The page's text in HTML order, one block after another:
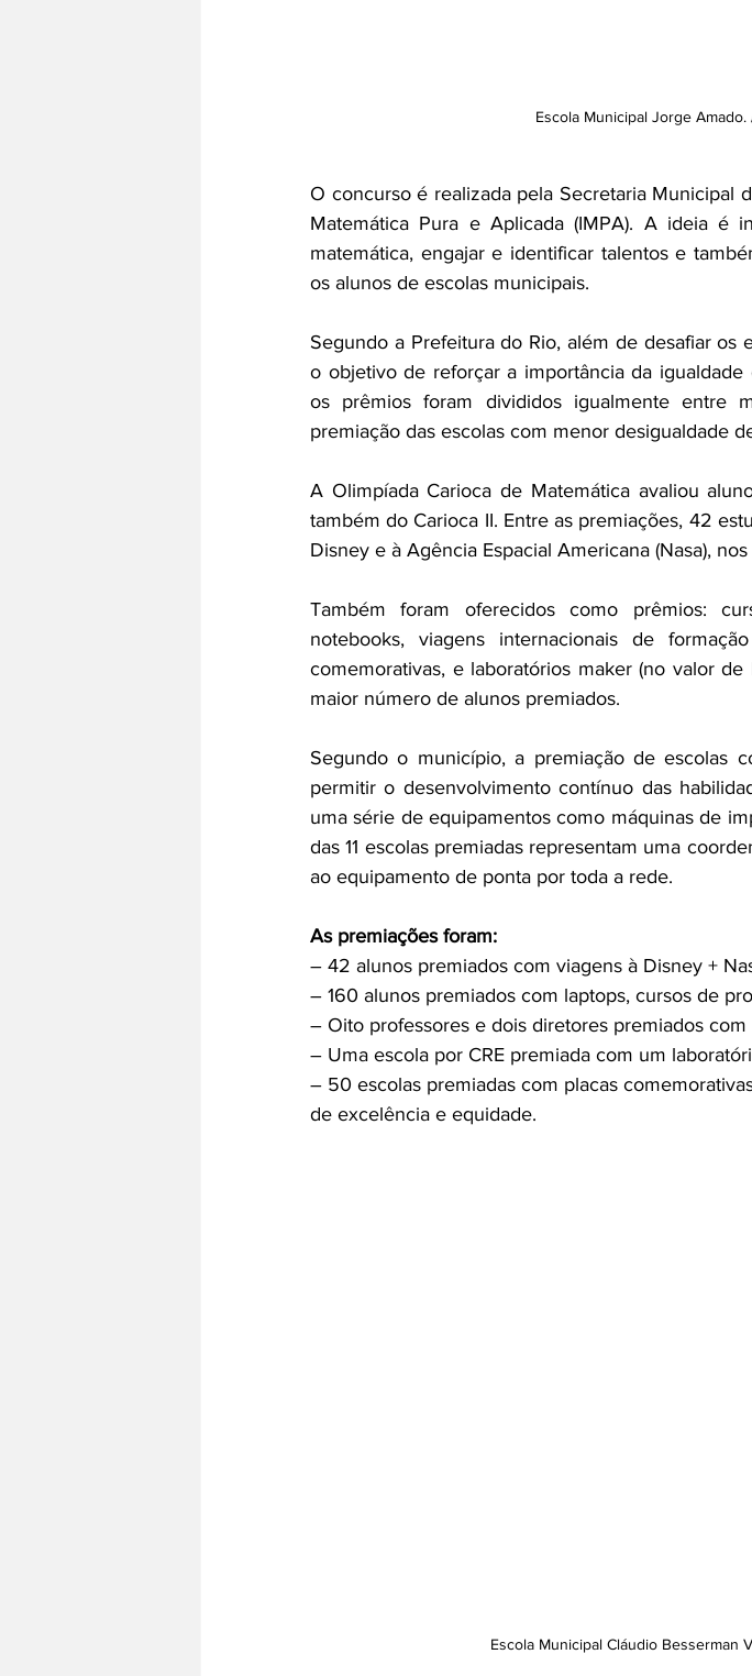
Escola Municipal Jorge
O concurso é realizada pela Secretaria Municipal
Matemática Pura e Aplicada (IMPA). A ideia é
matemática, engajar e identificar talentos e
os alunos de escolas municipais.
Segundo a Prefeitura do Rio, além de desafiar os
o objetivo de reforçar a importância da
os prêmios foram divididos igualmente entre
premiação das escolas com menor desigualdade
A Olimpíada Carioca de Matemática avaliou
também do Carioca II. Entre as premiações, 42
Disney e à Agência Espacial Americana (Nasa),
Também foram oferecidos como prêmios:
notebooks, viagens internacionais de
comemorativas, e laboratórios maker (no valor
maior número de alunos premiados.
Segundo o município, a premiação de escolas
permitir o desenvolvimento contínuo das
uma série de equipamentos como máquinas de
das 11 escolas premiadas representam uma
ao equipamento de ponta por toda a rede.
As premiações foram:
– 42 alunos premiados com viagens à Disney +
– 160 alunos premiados com laptops, cursos de
– Oito professores e dois diretores premiados
– Uma escola por CRE premiada com um
– 50 escolas premiadas com placas
de excelência e equidade.
Escola Municipal Cláudio Besserman